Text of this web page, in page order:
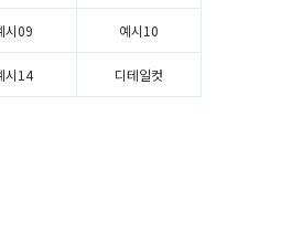
시09 예시10
시14 디테일컷